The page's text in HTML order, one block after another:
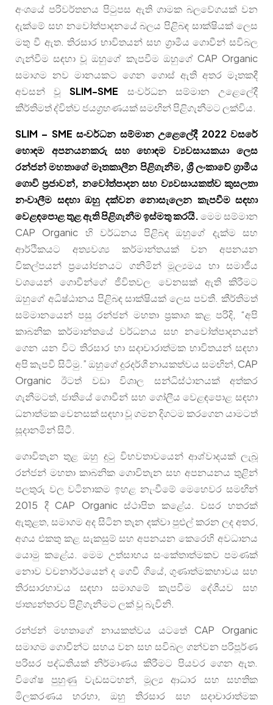
අංශයේ පරිවර්තනය පිටුපස ඇති ගාමක බලවේගයක් වන
දැක්මේ සහ නවෝත්පාදනයේ බලය පිළිබඳ සාක්ෂියක් ලෙස
මතු වී ඇත. තිරසාර භාවිතයන් සහ ග්‍රාමීය ගොවීන් සවිබල
ගැන්වීම සඳහා වූ ඔහුගේ කැපවීම ඔහුගේ CAP Organic
සමාගම නව මානයකට ගෙන ගොස් ඇති අතර මෑතකදී
අවසන් වූSLIM-SME සංවර්ධන සම්මාන උළෙලේදී
කීර්තිමත් ද්විත්ව ජයග්‍රහණයක් සමඟින් පිළිගැනීමට ලක්විය.
SLIM – SME සංවර්ධන සම්මාන උළෙලේදී 2022 වසරේ
හොඳම අපනයනකරු සහ හොඳම ව්‍යවසායකයා ලෙස
රන්ජන් මහතාගේ මෑතකාලීන පිළිගැනීම, ශ්‍රී ලංකාවේ ග්‍රාමීය
ගොවි ප්‍රජාවන්, නවෝත්පාදන සහ ව්‍යවසායකත්ව කුසලතා
නංවාලීම සඳහා ඔහු දක්වන නොසැලෙන කැපවීම සඳහා
වෙළඳපොළ තුළ ඇති පිළිගැනීම ඉස්මතු කරයි.මෙම සම්මාන
CAP Organic හි වර්ධනය පිළිබඳ ඔහුගේ දැක්ම සහ
ආර්ථිකයට අත්‍යවශ්‍ය කර්මාන්තයක් වන අපනයන
විකල්පයන් ප්‍රයෝජනයට ගනිමින් මූල්‍යමය හා සමාජීය
වශයෙන් ගොවීන්ගේ ජීවිතවල වෙනසක් ඇති කිරීමට
ඔහුගේ අධිෂ්ඨානය පිළිබඳ සාක්ෂියක් ලෙස පවතී. කීර්තිමත්
සම්මානයෙන් පසු රන්ජන් මහතා ප්‍රකාශ කළ පරිදි, “අපි
කාබනික කර්මාන්තයේ වර්ධනය සහ නවෝත්පාදනයන්
ගෙන යන විට තිරසාර හා සදාචාරාත්මක භාවිතයන් සඳහා
අපි කැපවී සිටිමු.” ඔහුගේ දූරදර්ශී නායකත්වය සමඟින්, CAP
Organic ඊටත් වඩා විශාල සන්ධිස්ථානයක් අත්කර
ගැනීමටත්, ජාතියේ ගොවීන් සහ ගෝලීය වෙළඳපොළ සඳහා
ධනාත්මක වෙනසක් සඳහා වූ ගමන දිගටම කරගෙන යාමටත්
සූදානමින් සිටී.
ගොවිතැන තුළ ඔහු දුටු විභවතාවයෙන් ආශ්වාදයක් ලැබූ
රන්ජන් මහතා කාබනික ගොවිතැන සහ අපනයනය තුළින්
පලතුරු වල වටිනාකම ඉහළ නැංවීමේ මෙහෙවර සමඟින්
2015 දී CAP Organic ස්ථාපිත කළේය. වසර හතරක්
ඇතුළත, සමාගම අද සිටින තැන දක්වා පුළුල් කරන ලද අතර,
අගය එකතු කළ සැකසුම් සහ අපනයන කෙරෙහි අවධානය
යොමු කළේය. මෙම උත්සාහය සංකේතාත්මකව පමණක්
නොව වචනාර්ථයෙන් ද ගෙවී ගියේ, ගුණාත්මකභාවය සහ
තිරසාරභාවය සඳහා සමාගමේ කැපවීම දේශීයව සහ
ජාත්‍යන්තරව පිළිගැනීමට ලක් වූ බැවිනි.
රන්ජන් මහතාගේ නායකත්වය යටතේ CAP Organic
සමාගම ගොවීන්ට සහය වන සහ සවිබල ගන්වන පරිපූර්ණ
පරිසර පද්ධතියක් නිර්මාණය කිරීමට පියවර ගෙන ඇත.
විශේෂ පුහුණු වැඩසටහන්, මූල්‍ය ආධාර සහ සහතික
මිලකරණය හරහා, ඔහු තිරසාර සහ සදාචාරාත්මක